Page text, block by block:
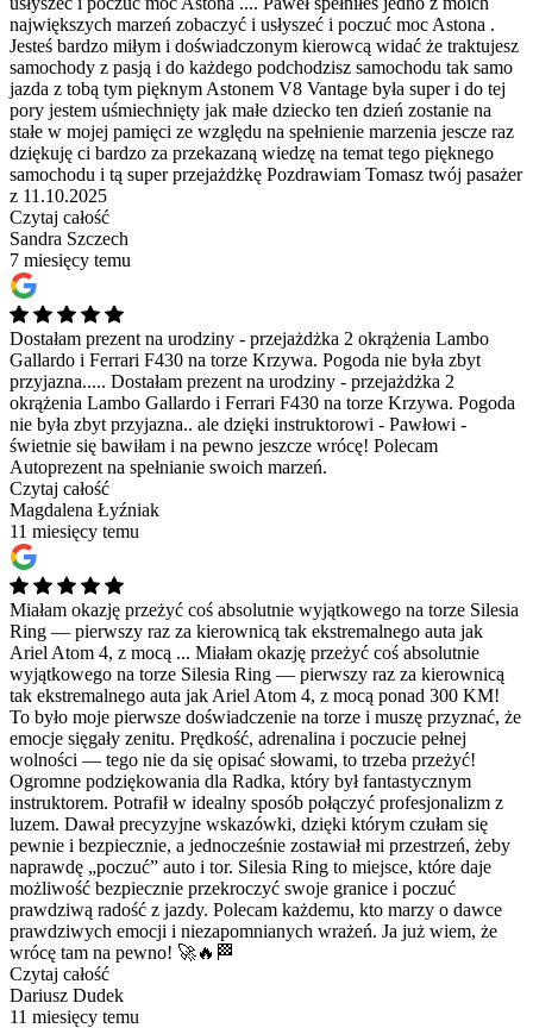
największych marzeń zobaczyć i usłyszeć i poczuć moc Astona .
Jesteś bardzo miłym i doświadczonym kierowcą widać że traktujesz
samochody z pasją i do każdego podchodzisz samochodu tak samo
jazda z tobą tym pięknym Astonem V8 Vantage była super i do tej
pory jestem uśmiechnięty jak małe dziecko ten dzień zostanie na
stałe w mojej pamięci ze względu na spełnienie marzenia jescze raz
dziękuję ci bardzo za przekazaną wiedzę na temat tego pięknego
samochodu i tą super przejażdżkę Pozdrawiam Tomasz twój pasażer
z 11.10.2025
Czytaj całość
Sandra Szczech
7 miesięcy temu
Dostałam prezent na urodziny - przejażdżka 2 okrążenia Lambo
Gallardo i Ferrari F430 na torze Krzywa. Pogoda nie była zbyt
przyjazna..... Dostałam prezent na urodziny - przejażdżka 2
okrążenia Lambo Gallardo i Ferrari F430 na torze Krzywa. Pogoda
nie była zbyt przyjazna.. ale dzięki instruktorowi - Pawłowi -
świetnie się bawiłam i na pewno jeszcze wrócę! Polecam
Autoprezent na spełnianie swoich marzeń.
Czytaj całość
Magdalena Łyźniak
11 miesięcy temu
Miałam okazję przeżyć coś absolutnie wyjątkowego na torze Silesia
Ring — pierwszy raz za kierownicą tak ekstremalnego auta jak
Ariel Atom 4, z mocą ... Miałam okazję przeżyć coś absolutnie
wyjątkowego na torze Silesia Ring — pierwszy raz za kierownicą
tak ekstremalnego auta jak Ariel Atom 4, z mocą ponad 300 KM!
To było moje pierwsze doświadczenie na torze i muszę przyznać, że
emocje sięgały zenitu. Prędkość, adrenalina i poczucie pełnej
wolności — tego nie da się opisać słowami, to trzeba przeżyć!
Ogromne podziękowania dla Radka, który był fantastycznym
instruktorem. Potrafił w idealny sposób połączyć profesjonalizm z
luzem. Dawał precyzyjne wskazówki, dzięki którym czułam się
pewnie i bezpiecznie, a jednocześnie zostawiał mi przestrzeń, żeby
naprawdę „poczuć” auto i tor. Silesia Ring to miejsce, które daje
możliwość bezpiecznie przekroczyć swoje granice i poczuć
prawdziwą radość z jazdy. Polecam każdemu, kto marzy o dawce
prawdziwych emocji i niezapomnianych wrażeń. Ja już wiem, że
wrócę tam na pewno! 🚀🔥🏁
Czytaj całość
Dariusz Dudek
11 miesięcy temu